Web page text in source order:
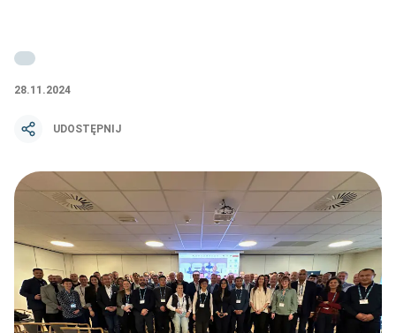
28.11.2024
UDOSTĘPNIJ